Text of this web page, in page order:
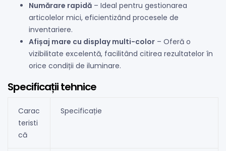
Numărare rapidă – Ideal pentru gestionarea
articolelor mici, eficientizând procesele de
inventariere.
Afișaj mare cu display multi-color – Oferă o
vizibilitate excelentă, facilitând citirea rezultatelor în
orice condiții de iluminare.
Specificații tehnice
Carac
teristi
că
Specificație